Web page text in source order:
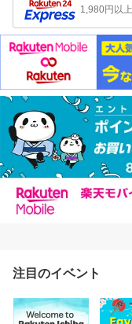
1,980円以
注目のイベント